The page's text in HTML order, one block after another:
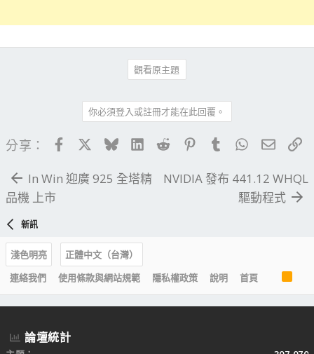
觀看原主題
你必須登入或註冊才能在此回覆。
分享： FacebookBlueskyLinkedIn
Reddit PinterestTumblrWhatsApp
電子
In Win 迎廣 925 全塔精
品機 上市
NVIDIA 發布 441.12 WHQL
驅動程式
新訊
淺色明亮
正體中文（台灣）
連絡我們
使用條款與網站規範 隱私權政策 說明 首頁
R
S
S
論壇統計